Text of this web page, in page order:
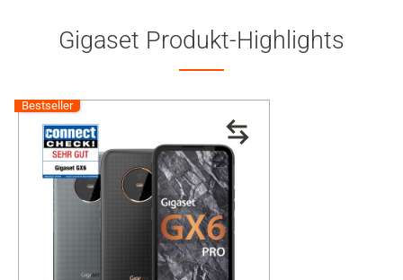
Gigaset Produkt-Highlights
Bestseller